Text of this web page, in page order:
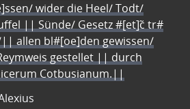
wider die Heel/ Todt/
|| Sünde/ Gesetz #[et]c̃ tr#
allen bl#[oe]den gewissen/
gestellet || durch
Cotbusianum.||